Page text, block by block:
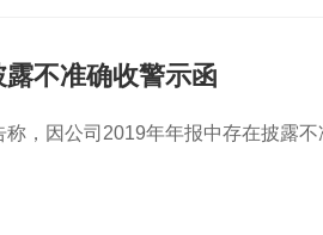
不准确收警示函
，因公司2019年年报中存在披露